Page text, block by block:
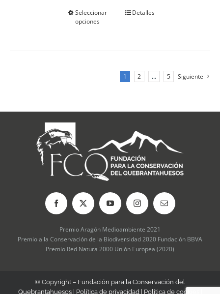
Seleccionar
opciones
Este
opciones
se
en
página
de
producto
Detalles
1 2 … 5 Siguiente
Premio Aragón Medioambiente 2021
Premio a la Conservación de la Biodiversidad 2020 Fundación BBVA
Premio Red Natura 2000 Unión Europea (2020)
© Copyright – Fundación para la Conservación del
Quebrantahuesos | Política de privacidad Política de cookies